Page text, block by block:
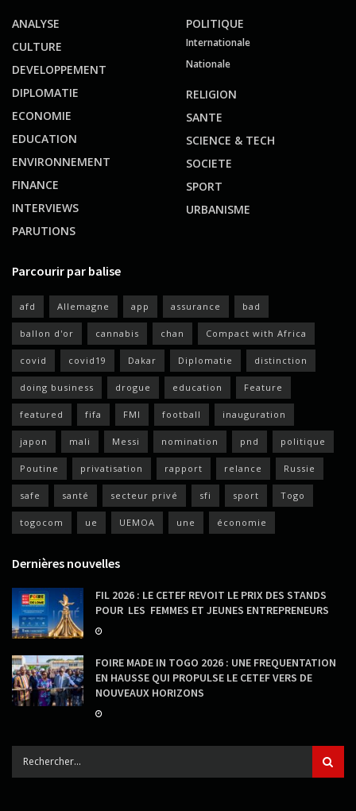
ANALYSE
CULTURE
DEVELOPPEMENT
DIPLOMATIE
ECONOMIE
EDUCATION
ENVIRONNEMENT
FINANCE
INTERVIEWS
PARUTIONS
POLITIQUE
Internationale
Nationale
RELIGION
SANTE
SCIENCE & TECH
SOCIETE
SPORT
URBANISME
Parcourir par balise
afd Allemagne app assurance bad
ballon d'or cannabis chan Compact with Africa
covid covid19 Dakar Diplomatie distinction
doing business drogue education Feature
featured fifa FMI football inauguration
japon mali Messi nomination pnd politique
Poutine privatisation rapport relance Russie
safe santé secteur privé sfi sport Togo
togocom ue UEMOA une économie
Dernières nouvelles
FIL 2026 : LE CETEF REVOIT LE PRIX DES STANDS
POUR LES FEMMES ET JEUNES ENTREPRENEURS
FOIRE MADE IN TOGO 2026 : UNE FREQUENTATION
EN HAUSSE QUI PROPULSE LE CETEF VERS DE
NOUVEAUX HORIZONS